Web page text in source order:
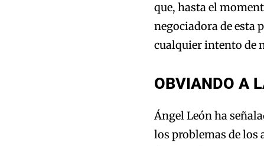
que, hasta el
negociadora de esta
cualquier intento de
OBVIANDO A
Ángel León ha
los problemas de los